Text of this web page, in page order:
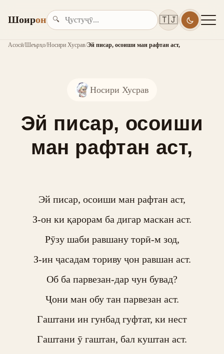
Шоирон 🔍 🇹🇯
Асосӣ/Шеърҳо/Носири Хусрав/Эй писар, осоиши ман рафтан аст,
Носири Хусрав
Эй писар, осоиши
ман рафтан аст,
Эй писар, осоиши ман рафтан аст,
З-он ки қарорам ба дигар маскан аст.
Рӯзу шаби равшану торӣ-м зод,
З-ин ҷасадам ториву ҷон равшан аст.
Об ба парвезан-дар чун бувад?
Ҷони ман обу тан парвезан аст.
Гаштани ин гунбад гуфтат, ки нест
Гаштани ӯ гаштан, бал куштан аст.